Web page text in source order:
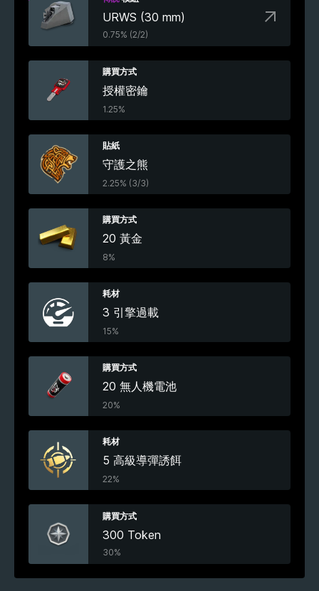
URWS (30 mm)
0.75% (2/2)
購買方式
授權密鑰
1.25%
貼紙
守護之熊
2.25% (3/3)
購買方式
20 黃金
8%
耗材
3 引擎過載
15%
購買方式
20 無人機電池
20%
耗材
5 高級導彈誘餌
22%
購買方式
300 Token
30%